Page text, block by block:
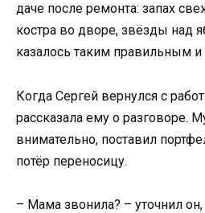
даче после ремонта: запах
костра во дворе, звёзды над
казалось таким правильным
Когда Сергей вернулся с
рассказала ему о разговоре.
внимательно, поставил
потёр переносицу.
– Мама звонила? – уточнил